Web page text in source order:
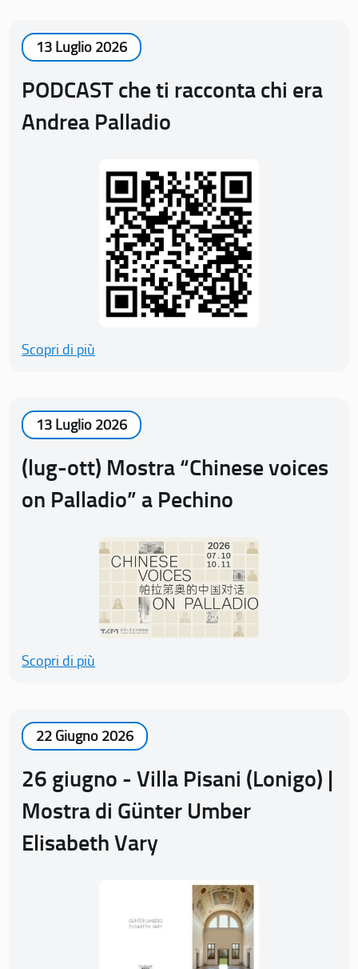
13 Luglio 2026
PODCAST che ti racconta chi era
Andrea Palladio
Scopri di più
13 Luglio 2026
(lug-ott) Mostra “Chinese voices
on Palladio” a Pechino
Scopri di più
22 Giugno 2026
26 giugno - Villa Pisani (Lonigo) |
Mostra di Günter Umber
Elisabeth Vary